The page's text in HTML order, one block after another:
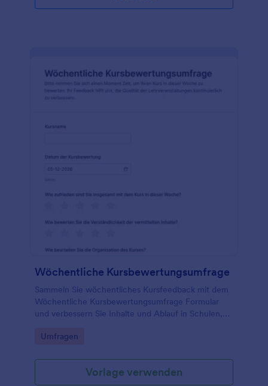
Wöchentliche Kursbewertungsumfrage
Sammeln Sie wöchentliches Kursfeedback mit dem
Wöchentliche Kursbewertungsumfrage Formular
und verbessern Sie Inhalte und Ablauf in Schulen,
Datenerhebung und zentrale Formularantworten in
Go to Category:
Umfragen
Vorlage verwenden